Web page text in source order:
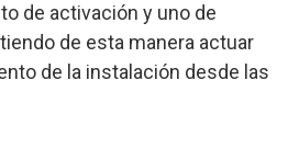
de activación y uno de
de esta manera actuar
de la instalación desde las